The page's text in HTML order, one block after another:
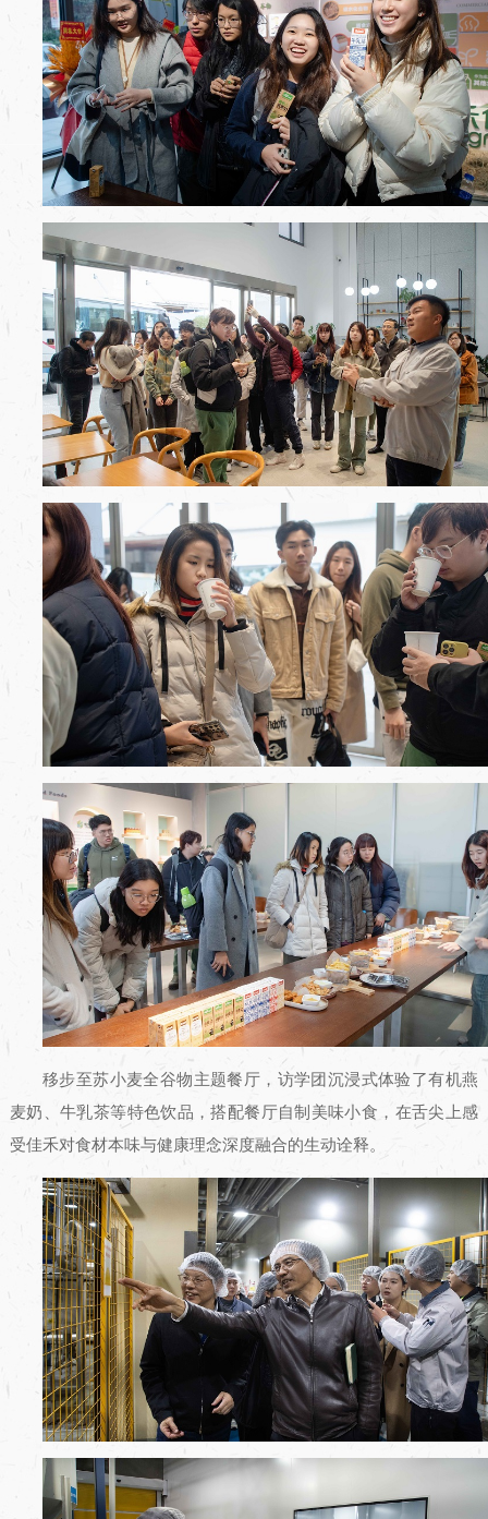
移步至苏小麦全谷物主题餐厅，访学团沉浸式体验了有机燕
麦奶、牛乳茶等特色饮品，搭配餐厅自制美味小食，在舌尖上感
受佳禾对食材本味与健康理念深度融合的生动诠释。